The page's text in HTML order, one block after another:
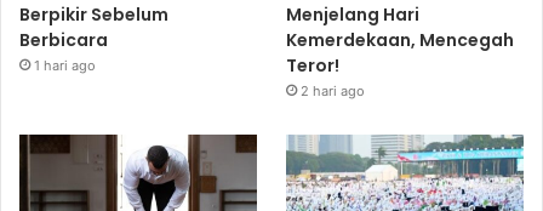
Berpikir Sebelum
Berbicara
1 hari ago
Menjelang Hari
Kemerdekaan, Mencegah
Teror!
2 hari ago